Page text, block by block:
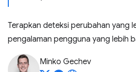
Terapkan deteksi perubahan yang
pengalaman pengguna yang lebih
Minko Gechev